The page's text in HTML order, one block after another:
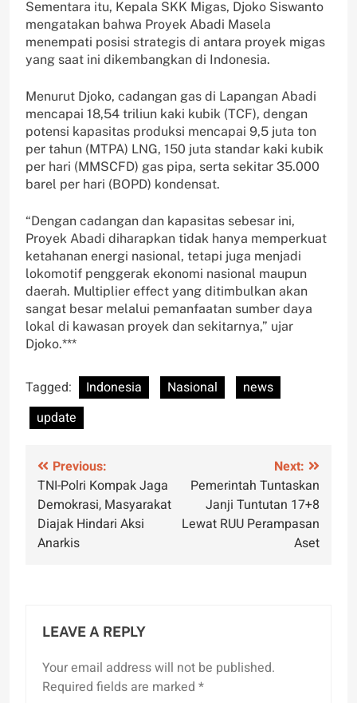
Sementara itu, Kepala SKK Migas, Djoko Siswanto
mengatakan bahwa Proyek Abadi Masela
menempati posisi strategis di antara proyek migas
yang saat ini dikembangkan di Indonesia.
Menurut Djoko, cadangan gas di Lapangan Abadi
mencapai 18,54 triliun kaki kubik (TCF), dengan
potensi kapasitas produksi mencapai 9,5 juta ton
per tahun (MTPA) LNG, 150 juta standar kaki kubik
per hari (MMSCFD) gas pipa, serta sekitar 35.000
barel per hari (BOPD) kondensat.
“Dengan cadangan dan kapasitas sebesar ini,
Proyek Abadi diharapkan tidak hanya memperkuat
ketahanan energi nasional, tetapi juga menjadi
lokomotif penggerak ekonomi nasional maupun
daerah. Multiplier effect yang ditimbulkan akan
sangat besar melalui pemanfaatan sumber daya
lokal di kawasan proyek dan sekitarnya,” ujar
Djoko.***
Tagged: Indonesia Nasional
news
update
Post
navigation
Previous:
TNI-Polri Kompak Jaga
Demokrasi, Masyarakat
Diajak Hindari Aksi
Anarkis
Next:
Pemerintah Tuntaskan
Janji Tuntutan 17+8
Lewat RUU Perampasan
Aset
LEAVE A REPLY
Your email address will not be published.
Required fields are marked *